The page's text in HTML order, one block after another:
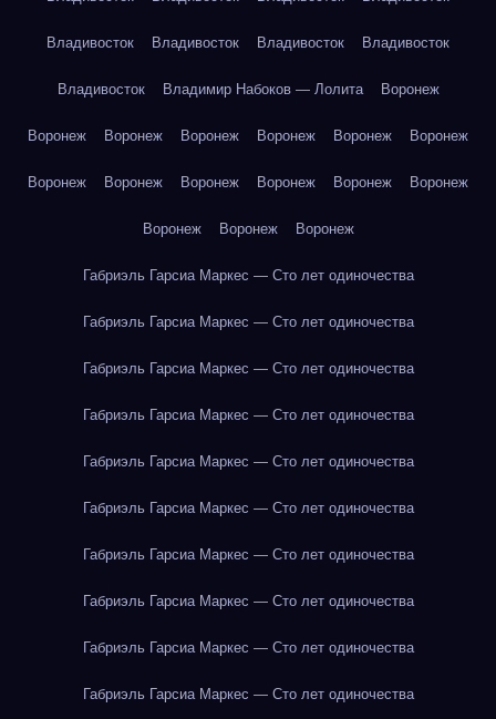
Владивосток Владивосток Владивосток Владивосток
Владивосток Владимир Набоков — Лолита Воронеж
Воронеж Воронеж Воронеж Воронеж Воронеж Воронеж
Воронеж Воронеж Воронеж Воронеж Воронеж Воронеж
Воронеж Воронеж Воронеж
Габриэль Гарсиа Маркес — Сто лет одиночества
Габриэль Гарсиа Маркес — Сто лет одиночества
Габриэль Гарсиа Маркес — Сто лет одиночества
Габриэль Гарсиа Маркес — Сто лет одиночества
Габриэль Гарсиа Маркес — Сто лет одиночества
Габриэль Гарсиа Маркес — Сто лет одиночества
Габриэль Гарсиа Маркес — Сто лет одиночества
Габриэль Гарсиа Маркес — Сто лет одиночества
Габриэль Гарсиа Маркес — Сто лет одиночества
Габриэль Гарсиа Маркес — Сто лет одиночества